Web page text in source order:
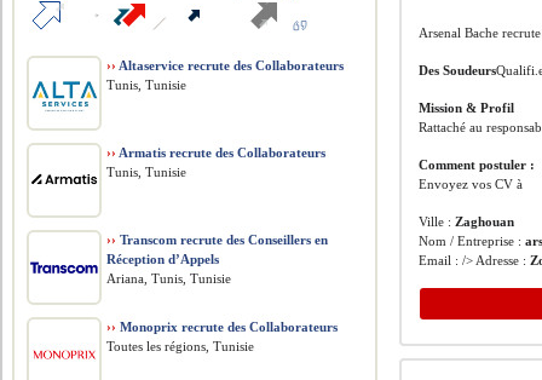
Arsenal Bache recrute
Des Soudeurs
Mission & Profil
Rattaché au
Comment postuler :
Envoyez vos CV à
Ville :Zaghouan
Nom / Entreprise :
Email : /> Adresse :
›› Altaservice recrute des Collaborateurs
Tunis, Tunisie
›› Armatis recrute des Collaborateurs
Tunis, Tunisie
›› Transcom recrute des Conseillers en
Réception d’Appels
Ariana, Tunis, Tunisie
›› Monoprix recrute des Collaborateurs
Toutes les régions, Tunisie